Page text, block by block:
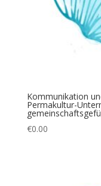
Kommunikation
Permakultur-
€0.00